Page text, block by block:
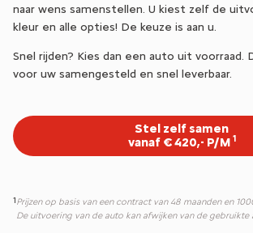
naar wens samenstellen. U kiest zelf de
kleur en alle opties! De keuze is aan u.
Snel rijden? Kies dan een auto uit voorraad.
voor uw samengesteld en snel leverbaar.
Stel zelf samen
vanaf € 420,- P/M 1
1Prijzen op basis van een contract van 48 maanden en
De uitvoering van de auto kan afwijken van de gebruikte